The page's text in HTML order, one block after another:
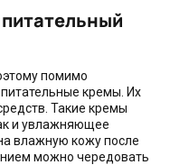
помимо
кремы. Их
Такие кремы
и увлажняющее
влажную кожу после
можно чередовать